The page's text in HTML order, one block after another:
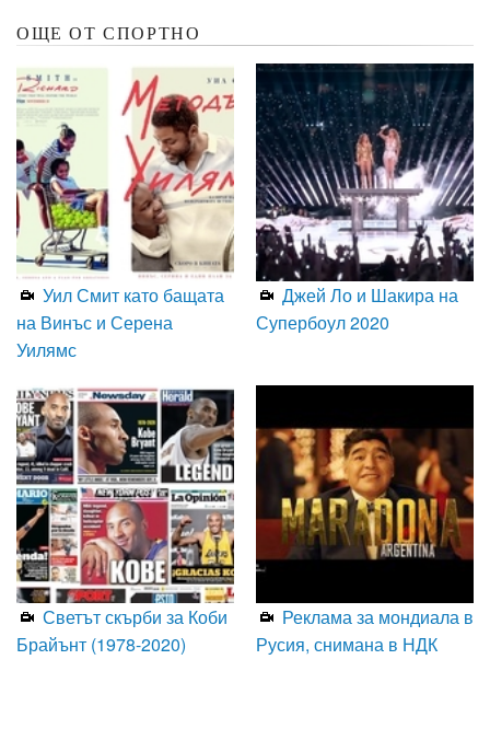
ОЩЕ ОТ СПОРТНО
Уил Смит като бащата
на Винъс и Серена
Уилямс
Джей Ло и Шакира на
Супербоул 2020
Светът скърби за Коби
Брайънт (1978-2020)
Реклама за мондиала в
Русия, снимана в НДК